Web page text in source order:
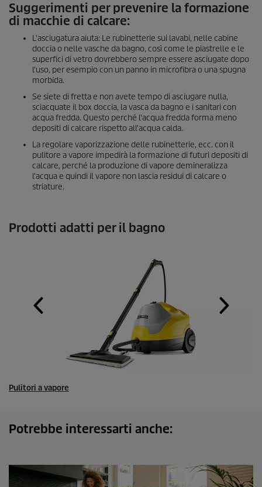
Suggerimenti per prevenire la formazione
di macchie di calcare:
L'asciugatura aiuta: Le rubinetterie sui lavabi, nelle cabine
doccia o nelle vasche da bagno, così come le piastrelle e le
superfici di vetro dovrebbero sempre essere asciugate dopo
l'uso, per esempio con un panno in microfibra o una spugna
morbida.
Se siete di fretta e non avete tempo di asciugare nulla,
sciacquate il box doccia, la vasca da bagno e i sanitari con
acqua fredda. Questo perché l'acqua fredda forma meno
depositi di calcare rispetto all'acqua calda.
La regolare vaporizzazione delle rubinetterie, ecc. con il
pulitore a vapore impedirà la formazione di futuri depositi di
calcare, perché la produzione di vapore demineralizza
l'acqua e quindi il vapore non lascia residui di calcare o
striature.
Prodotti adatti per il bagno
Pulitori a vapore
Potrebbe interessarti anche: